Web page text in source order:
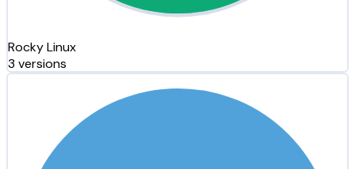
Rocky Linux
3 versions